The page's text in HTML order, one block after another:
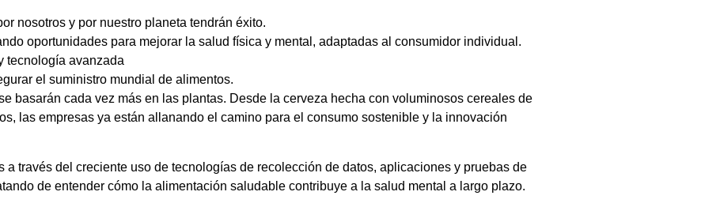
nosotros y por nuestro planeta tendrán éxito.
oportunidades para mejorar la salud física y mental, adaptadas al consumidor individual.
tecnología avanzada
el suministro mundial de alimentos.
basarán cada vez más en las plantas. Desde la cerveza hecha con voluminosos cereales de
las empresas ya están allanando el camino para el consumo sostenible y la innovación
través del creciente uso de tecnologías de recolección de datos, aplicaciones y pruebas de
de entender cómo la alimentación saludable contribuye a la salud mental a largo plazo.